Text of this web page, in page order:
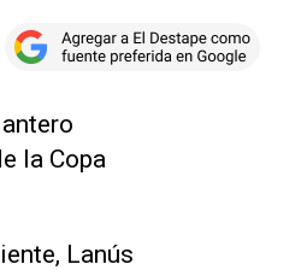
la Copa
Lanús